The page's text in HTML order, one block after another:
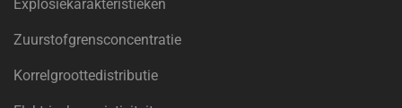
Explosiekarakteristieken
Zuurstofgrensconcentratie
Korrelgroottedistributie